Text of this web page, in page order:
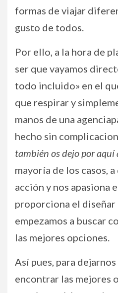
formas de viajar
gusto de todos.
Por ello, a la hora de
ser que vayamos
todo incluido» en el
que respirar y
manos de una
hecho sin
también os dejo por aquí
mayoría de los casos,
acción y nos apasiona
proporciona el
empezamos a buscar
las mejores opciones.
Así pues, para
encontrar las mejores